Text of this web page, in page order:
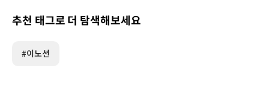
추천 태그로 더 탐색해보세요
#이노션